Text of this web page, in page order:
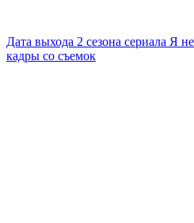
Дата выхода 2 сезона сериала Я
кадры со съемок